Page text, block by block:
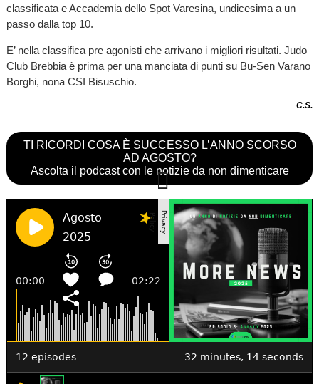
classificata e Accademia dello Spot Varesina, undicesima a un
passo dalla top 10.
E’ nella classifica pre agonisti che arrivano i migliori risultati. Judo
Club Brebbia è prima per una manciata di punti su Bu-Sen Varano
Borghi, nona CSI Bisuschio.
C.S.
TI RICORDI COSA È SUCCESSO L’ANNO SCORSO
AD AGOSTO?
Ascolta il podcast con le notizie da non dimenticare